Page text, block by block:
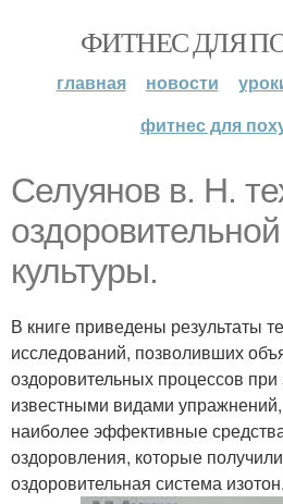
ФИТНЕС ДЛЯ
главная новости
фитнес для
Селуянов в. Н.
культуры.
В книге приведены результаты
исследований, позволивших
оздоровительных процессов при
известными видами
наиболее эффективные
оздоровления, которые
оздоровительная система изотон.